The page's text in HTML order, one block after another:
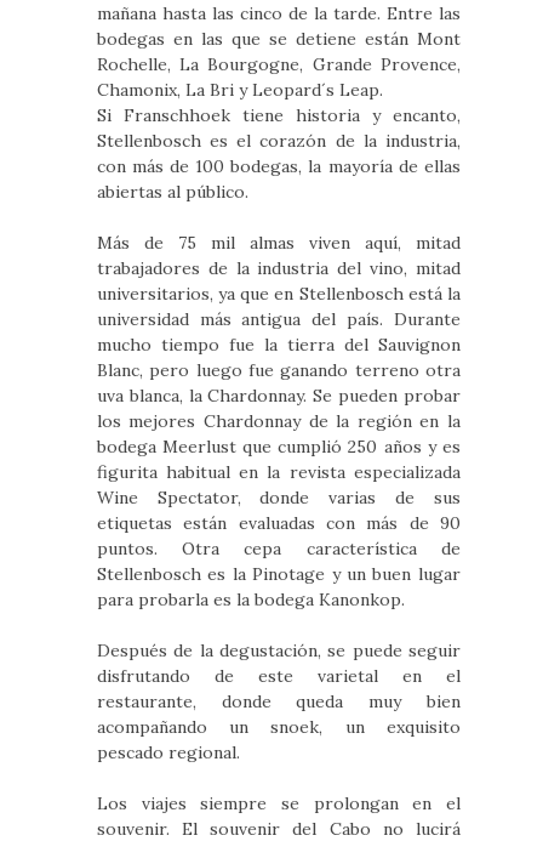
mañana hasta las cinco de la tarde. Entre las
bodegas en las que se detiene están Mont
Rochelle, La Bourgogne, Grande Provence,
Chamonix, La Bri y Leopard´s Leap.
Si Franschhoek tiene historia y encanto,
Stellenbosch es el corazón de la industria,
con más de 100 bodegas, la mayoría de ellas
abiertas al público.
Más de 75 mil almas viven aquí, mitad
trabajadores de la industria del vino, mitad
universitarios, ya que en Stellenbosch está la
universidad más antigua del país. Durante
mucho tiempo fue la tierra del Sauvignon
Blanc, pero luego fue ganando terreno otra
uva blanca, la Chardonnay. Se pueden probar
los mejores Chardonnay de la región en la
bodega Meerlust que cumplió 250 años y es
figurita habitual en la revista especializada
Wine Spectator, donde varias de sus
etiquetas están evaluadas con más de 90
puntos. Otra cepa característica de
Stellenbosch es la Pinotage y un buen lugar
para probarla es la bodega Kanonkop.
Después de la degustación, se puede seguir
disfrutando de este varietal en el
restaurante, donde queda muy bien
acompañando un snoek, un exquisito
pescado regional.
Los viajes siempre se prolongan en el
souvenir. El souvenir del Cabo no lucirá